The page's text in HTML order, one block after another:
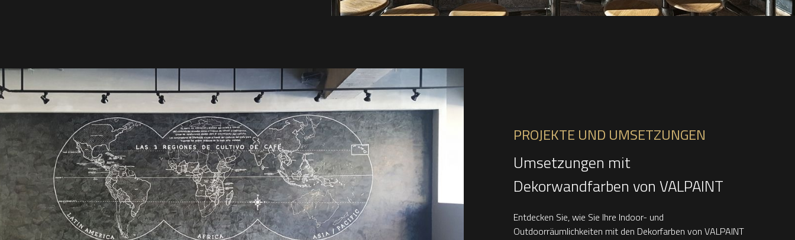
PROJEKTE UND UMSETZUNGEN
Umsetzungen mit
Dekorwandfarben von VALPAINT
Entdecken Sie, wie Sie Ihre Indoor- und
Outdoorräumlichkeiten mit den Dekorfarben von VALPAINT